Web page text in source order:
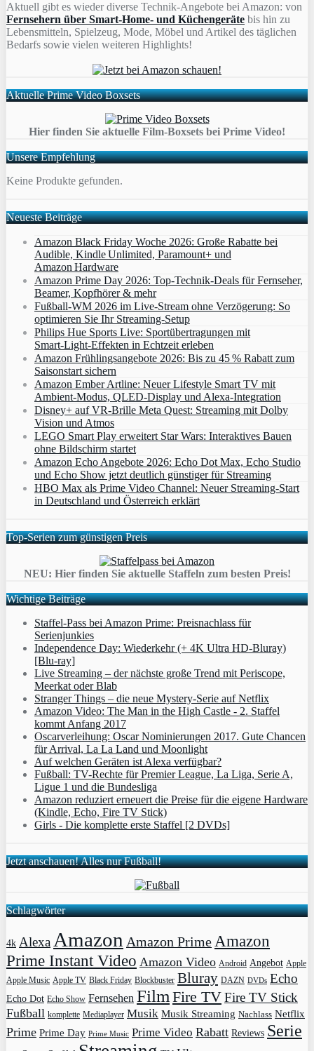
Aktuell gibt es wieder diverse Technik-Angebote bei Amazon: von
Fernsehern über Smart-Home- und Küchengeräte bis hin zu
Lebensmitteln, Spielzeug, Mode, Möbel und Artikel des täglichen
Bedarfs sowie vielen weiteren Highlights!
Aktuelle Prime Video Boxsets
Hier finden Sie aktuelle Film-Boxsets bei Prime Video!
Unsere Empfehlung
Keine Produkte gefunden.
Neueste Beiträge
Amazon Black Friday Woche 2026: Große Rabatte bei
Audible, Kindle Unlimited, Paramount+ und
Amazon Hardware
Amazon Prime Day 2026: Top-Technik-Deals für Fernseher,
Beamer, Kopfhörer & mehr
Fußball-WM 2026 im Live-Stream ohne Verzögerung: So
optimieren Sie Ihr Streaming-Setup
Philips Hue Sports Live: Sportübertragungen mit
Smart‑Light‑Effekten in Echtzeit erleben
Amazon Frühlingsangebote 2026: Bis zu 45 % Rabatt zum
Saisonstart sichern
Amazon Ember Artline: Neuer Lifestyle Smart TV mit
Ambient‑Modus, QLED‑Display und Alexa‑Integration
Disney+ auf VR-Brille Meta Quest: Streaming mit Dolby
Vision und Atmos
LEGO Smart Play erweitert Star Wars: Interaktives Bauen
ohne Bildschirm startet
Amazon Echo Angebote 2026: Echo Dot Max, Echo Studio
und Echo Show jetzt deutlich günstiger für Streaming
HBO Max als Prime Video Channel: Neuer Streaming‑Start
in Deutschland und Österreich erklärt
Top-Serien zum günstigen Preis
NEU: Hier finden Sie aktuelle Staffeln zum besten Preis!
Wichtige Beiträge
Staffel-Pass bei Amazon Prime: Preisnachlass für
Serienjunkies
Independence Day: Wiederkehr (+ 4K Ultra HD-Bluray)
[Blu-ray]
Live Streaming – der nächste große Trend mit Periscope,
Meerkat oder Blab
Stranger Things – die neue Mystery-Serie auf Netflix
Amazon Video: The Man in the High Castle - 2. Staffel
kommt Anfang 2017
Oscarverleihung: Oscar Nominierungen 2017. Gute Chancen
für Arrival, La La Land und Moonlight
Auf welchen Geräten ist Alexa verfügbar?
Fußball: TV-Rechte für Premier League, La Liga, Serie A,
Ligue 1 und die Bundesliga
Amazon reduziert erneuert die Preise für die eigene Hardware
(Kindle, Echo, Fire TV Stick)
Girls - Die komplette erste Staffel [2 DVDs]
Jetzt anschauen! Alles nur Fußball!
Schlagwörter
4k AlexaAmazon Amazon PrimeAmazon
Prime Instant Video Amazon Video Android Angebot Apple
Apple Music Apple TV Black Friday Blockbuster Bluray DAZN DVDs Echo
Echo Dot Echo Show Fernsehen FilmFire TVFire TV Stick
Fußball komplette Mediaplayer Musik Musik Streaming Nachlass Netflix
Prime Prime Day Prime Music Prime Video Rabatt Reviews Serie